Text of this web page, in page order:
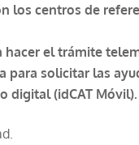
los centros de
el trámite
solicitar las
digital (idCAT Móvil).